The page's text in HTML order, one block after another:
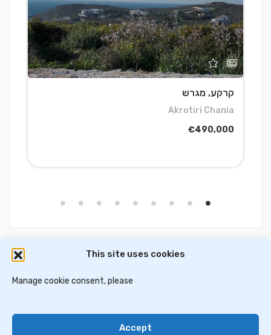
This site uses cookies
Manage cookie consent, please
Accept
קרקע, מגרש
Akrotiri Chania
€490,000